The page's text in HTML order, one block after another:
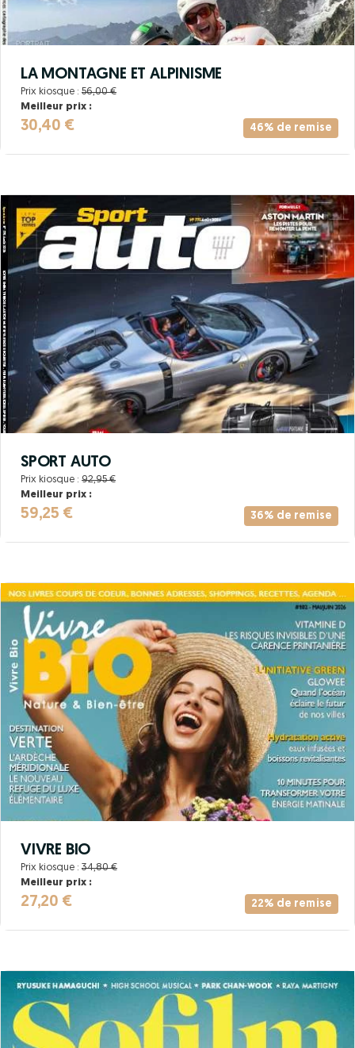
46% de remise
LA MONTAGNE ET ALPINISME
Prix kiosque : 56,00 €
Meilleur prix :
30,40 €
36% de remise
SPORT AUTO
Prix kiosque : 92,95 €
Meilleur prix :
59,25 €
22% de remise
VIVRE BIO
Prix kiosque : 34,80 €
Meilleur prix :
27,20 €